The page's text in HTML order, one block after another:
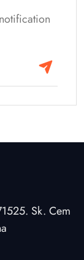
Sk. Cem